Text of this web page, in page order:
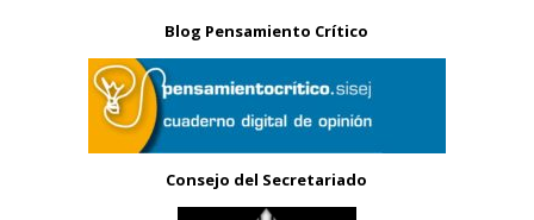
Blog Pensamiento Crítico
Consejo del Secretariado